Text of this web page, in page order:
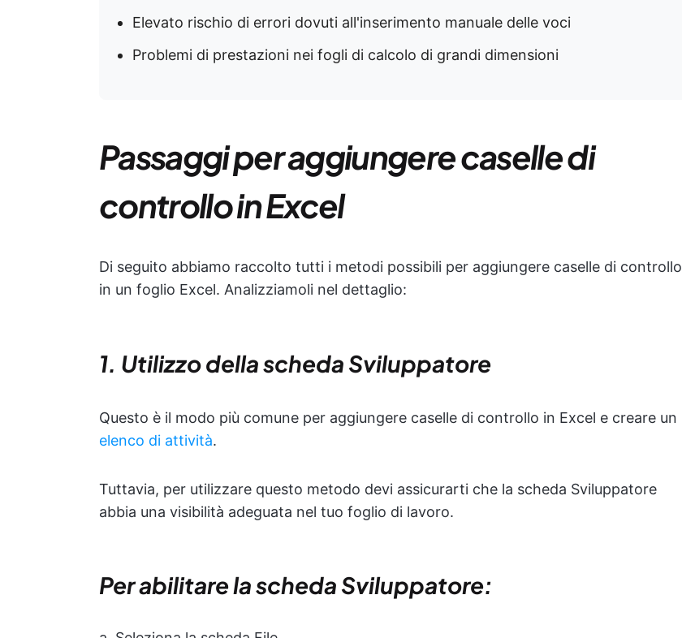
Elevato rischio di errori dovuti all'inserimento manuale delle voci
Problemi di prestazioni nei fogli di calcolo di grandi dimensioni
Passaggi per aggiungere caselle di
controllo in Excel
Di seguito abbiamo raccolto tutti i metodi possibili per aggiungere caselle di controllo
in un foglio Excel. Analizziamoli nel dettaglio:
1. Utilizzo della scheda Sviluppatore
Questo è il modo più comune per aggiungere caselle di controllo in Excel e creare un
elenco di attività.
Tuttavia, per utilizzare questo metodo devi assicurarti che la scheda Sviluppatore
abbia una visibilità adeguata nel tuo foglio di lavoro.
Per abilitare la scheda Sviluppatore: